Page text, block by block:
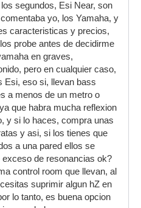
segundos, Esi Near, son
yo, los Yamaha, y
caracteristicas y precios,
probe antes de decidirme
en graves,
pero en cualquier caso,
Esi, eso si, llevan bass
a menos de un metro o
que habra mucha reflexion
y si lo haces, compra unas
y asi, si los tienes que
a una pared ellos se
de resonancias ok?
control room que llevan, al
suprimir algun hZ en
lo tanto, es buena opcion